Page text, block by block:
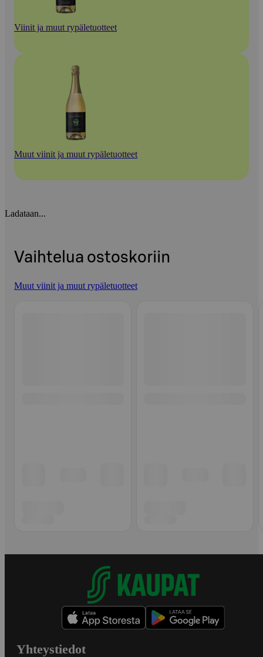
Viinit ja muut rypäletuotteet
Muut viinit ja muut rypäletuotteet
Ladataan...
Vaihtelua ostoskoriin
Muut viinit ja muut rypäletuotteet
Yhteystiedot